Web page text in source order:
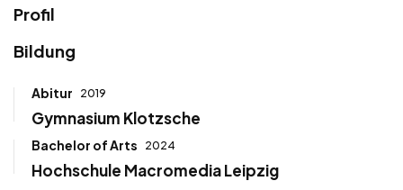
Profil
Bildung
Abitur 2019
Gymnasium Klotzsche
Bachelor of Arts 2024
Hochschule Macromedia Leipzig